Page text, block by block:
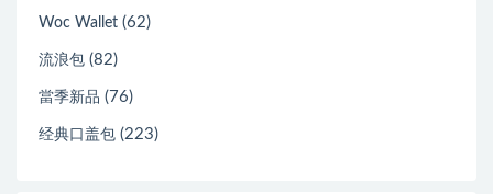
Woc Wallet (62)
流浪包 (82)
當季新品 (76)
经典口盖包 (223)